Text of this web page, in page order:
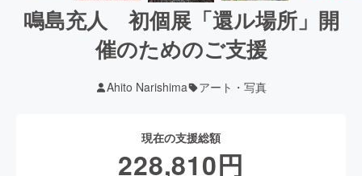
鳴島充人 初個展「還ル場所」開
催のためのご支援
Ahito Narishima アート・写真
現在の支援総額
228,810円